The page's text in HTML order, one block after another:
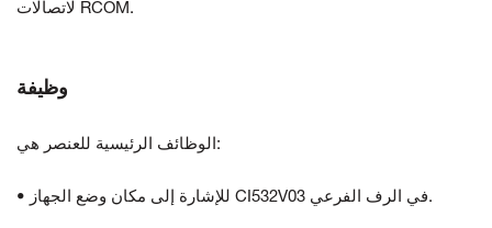
لاتصالات RCOM.
وظيفة
الوظائف الرئيسية للعنصر هي:
• للإشارة إلى مكان وضع الجهاز CI532V03 في الرف الفرعي.